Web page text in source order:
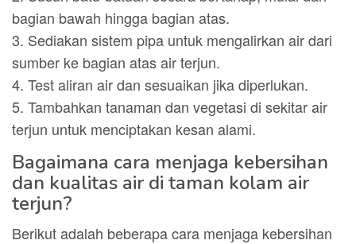
bagian bawah hingga bagian atas.
3. Sediakan sistem pipa untuk mengalirkan air dari
sumber ke bagian atas air terjun.
4. Test aliran air dan sesuaikan jika diperlukan.
5. Tambahkan tanaman dan vegetasi di sekitar air
terjun untuk menciptakan kesan alami.
Bagaimana cara menjaga kebersihan
dan kualitas air di taman kolam air
terjun?
Berikut adalah beberapa cara menjaga kebersihan